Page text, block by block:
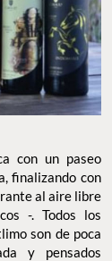
con un paseo
finalizando con
al aire libre
-. Todos los
son de poca
y pensados